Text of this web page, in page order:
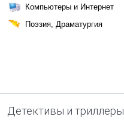
Компьютеры и Интернет
Поэзия, Драматургия
Детективы и триллеры